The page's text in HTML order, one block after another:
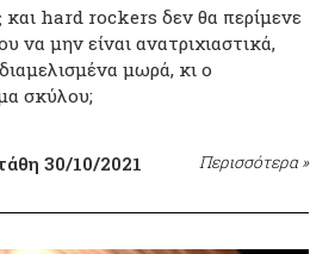
hard rockers δεν θα περίμενε
να μην είναι ανατριχιαστικά,
μωρά, κι ο
σκύλου;
30/10/2021 Περισσότερα »